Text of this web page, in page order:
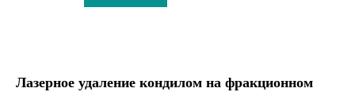
Лазерное удаление кондилом на фракционном